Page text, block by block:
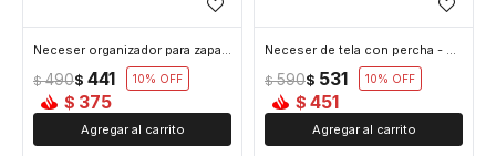
Neceser organizador para zapatos - Verde
$ 441
$ 490 10
$ 375
Neceser de tela con percha - Verde
$ 531
$ 590 10
$ 451